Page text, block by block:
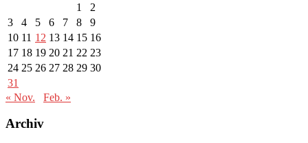
1
2
3
4 5 6 7 8
9
10 11 12 13 14 15 16
17 18 19 20 21 22 23
24 25 26 27 28 29 30
31
« Nov.
Feb. »
Archiv